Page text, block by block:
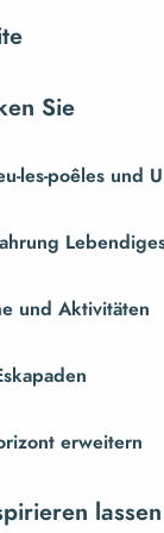
Sie
les-poêles und
und Aktivitäten
erweitern
lassen